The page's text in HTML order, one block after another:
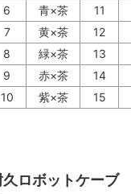
6 青×茶 11
7 黄×茶 12
8 緑×茶 13
9 赤×茶 14
10 紫×茶 15
ロボットケーブ